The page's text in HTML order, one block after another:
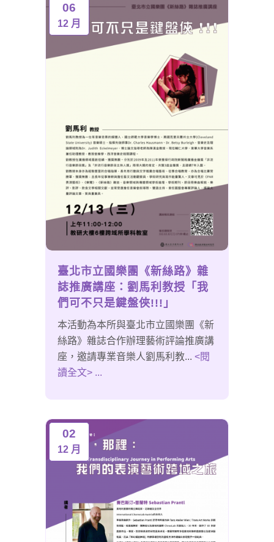
06
12 月
臺北市立國樂團《新絲路》雜
誌推廣講座：劉馬利教授「我
們可不只是鍵盤俠!!!」
本活動為本所與臺北市立國樂團《新
絲路》雜誌合作辦理藝術評論推廣講
座，邀請專業音樂人劉馬利教... <閱
讀全文> ...
02
12 月